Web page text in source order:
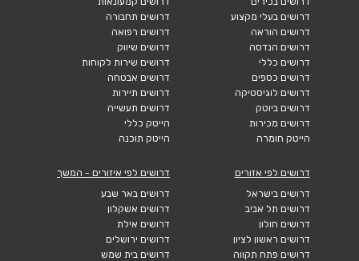
דרושים בעלי מקצוע
דרושים הוראה
דרושים הנדסה
דרושים כללי
דרושים כספים
דרושים לוגיסטיקה
דרושים ביוטק
דרושים מכירות
הייטק חומרה
דרושים תחבורה
דרושים רפואה
דרושים שיווק
דרושים שירות לקוחות
דרושים אבטחה
דרושים תיירות
דרושים תעשייה
הייטק כללי
הייטק תוכנה
דרושים לפי אזורים
דרושים בישראל
דרושים תל אביב
דרושים חולון
דרושים ראשון לציון
דרושים פתח תקווה
דרושים לפי איזורים - המשך
דרושים באר שבע
דרושים אשקלון
דרושים אילת
דרושים ירושלים
דרושים בית שמש